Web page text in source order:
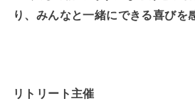
り、みんなと一緒にできる喜びを
リトリート主催